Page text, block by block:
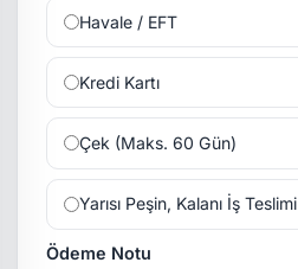
Havale / EFT
Kredi Kartı
Çek (Maks. 60 Gün)
Yarısı Peşin, Kalanı İş Teslimi
Ödeme Notu